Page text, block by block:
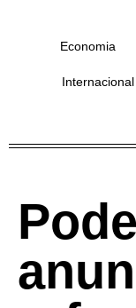
Economia
Internacional